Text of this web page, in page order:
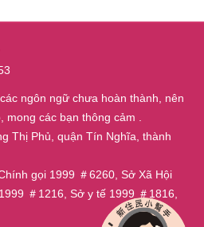
ngôn ngữ chưa hoàn thành, nên
các bạn thông cảm .
Thị Phủ, quận Tín Nghĩa, thành
gọi 1999 ＃6260, Sở Xã Hội
＃1216, Sở y tế 1999 ＃1816,